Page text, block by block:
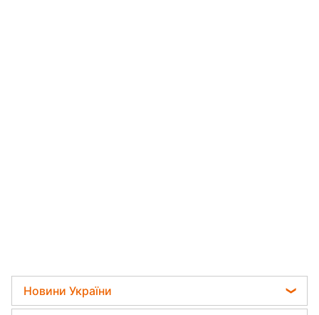
Новини України